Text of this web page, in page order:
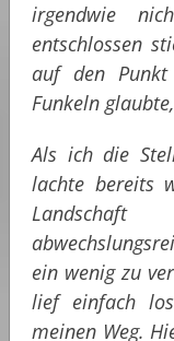
irgendwie
entschlossen
auf den
Funkeln
Als ich die
lachte bereits
ein wenig zu
lief einfach
meinen Weg.